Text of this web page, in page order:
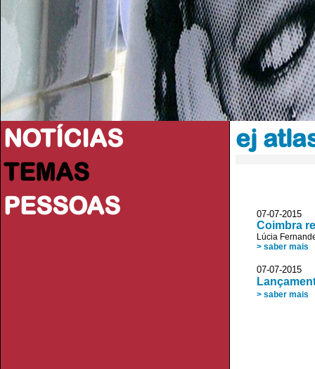
NOTÍCIAS
TEMAS
PESSOAS
ej
07-07-2015
Coimbra
Lúcia
> saber mais
07-07-
> saber mais